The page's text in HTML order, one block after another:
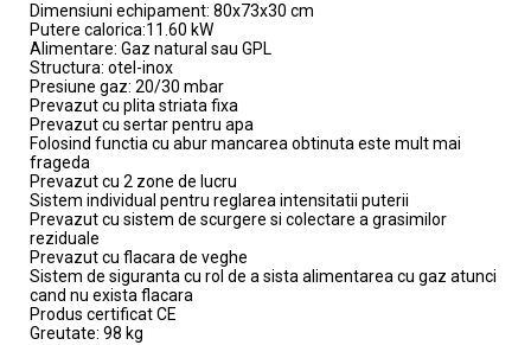
Dimensiuni echipament: 80x73x30 cm
Putere calorica:11.60 kW
Alimentare: Gaz natural sau GPL
Structura: otel-inox
Presiune gaz: 20/30 mbar
Prevazut cu plita striata fixa
Prevazut cu sertar pentru apa
Folosind functia cu abur mancarea obtinuta este mult mai
frageda
Prevazut cu 2 zone de lucru
Sistem individual pentru reglarea intensitatii puterii
Prevazut cu sistem de scurgere si colectare a grasimilor
reziduale
Prevazut cu flacara de veghe
Sistem de siguranta cu rol de a sista alimentarea cu gaz atunci
cand nu exista flacara
Produs certificat CE
Greutate: 98 kg